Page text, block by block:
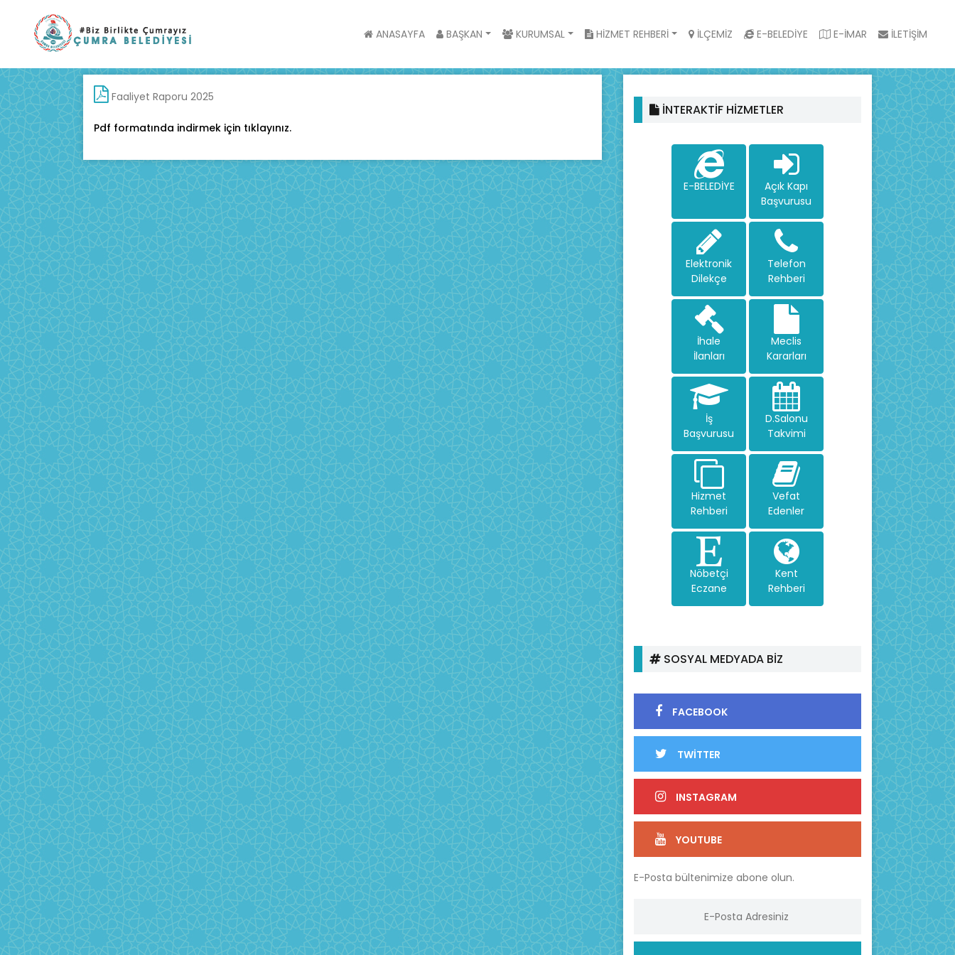
ANASAYFA BAŞKAN KURUMSAL HİZMET REHBERİ İLÇEMİZ E-BELEDİYE E-İMAR İLETİŞİM
Faaliyet Raporu 2025
Pdf formatında indirmek için tıklayınız.
İNTERAKTİF HİZMETLER
E-BELEDİYE
Açık Kapı
Başvurusu
Elektronik
Dilekçe
Telefon
Rehberi
İhale
İlanları
Meclis
Kararları
İş
Başvurusu
D.Salonu
Takvimi
Hizmet
Rehberi
Vefat
Edenler
Nöbetçi
Eczane
Kent
Rehberi
SOSYAL MEDYADA BİZ
FACEBOOK
TWİTTER
INSTAGRAM
YOUTUBE
E-Posta bültenimize abone olun.